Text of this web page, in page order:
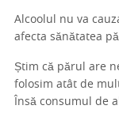
Alcoolul nu va
afecta sănătatea
Știm că părul are
folosim atât de
Însă consumul de